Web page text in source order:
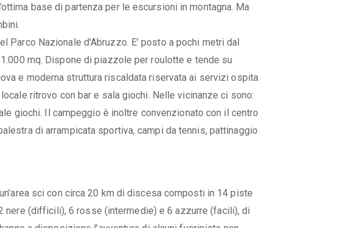
base di partenza per le escursioni in montagna. Ma
Parco Nazionale d'Abruzzo. E' posto a pochi metri dal
mq. Dispone di piazzole per roulotte e tende su
e moderna struttura riscaldata riservata ai servizi ospita
ritrovo con bar e sala giochi. Nelle vicinanze ci sono:
giochi. Il campeggio è inoltre convenzionato con il centro
di arrampicata sportiva, campi da tennis, pattinaggio
sci con circa 20 km di discesa composti in 14 piste
(difficili), 6 rosse (intermedie) e 6 azzurre (facili), di